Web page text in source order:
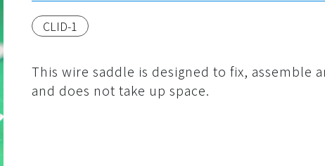
CLID-1
This wire saddle is designed to fix, assemble
and does not take up space.